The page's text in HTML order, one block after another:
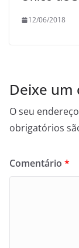
12/06/2018
Deixe
O seu
obrigatórios
Comentário *